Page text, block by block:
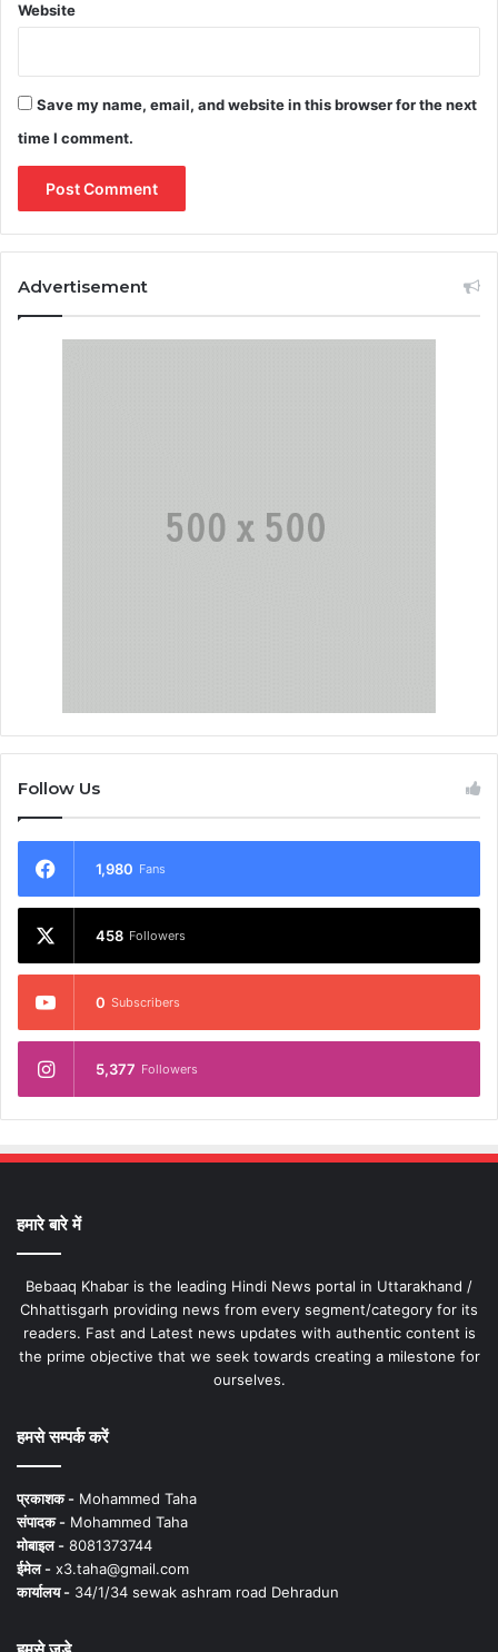
Website
Save my name, email, and website in this browser for the next
time I comment.
Advertisement
Follow Us
1,980 Fans
458 Followers
0 Subscribers
5,377 Followers
हमारे बारे में
Bebaaq Khabar is the leading Hindi News portal in Uttarakhand /
Chhattisgarh providing news from every segment/category for its
readers. Fast and Latest news updates with authentic content is
the prime objective that we seek towards creating a milestone for
ourselves.
हमसे सम्पर्क करें
प्रकाशक - Mohammed Taha
संपादक - Mohammed Taha
मोबाइल - 8081373744
ईमेल - x3.taha@gmail.com
कार्यालय - 34/1/34 sewak ashram road Dehradun